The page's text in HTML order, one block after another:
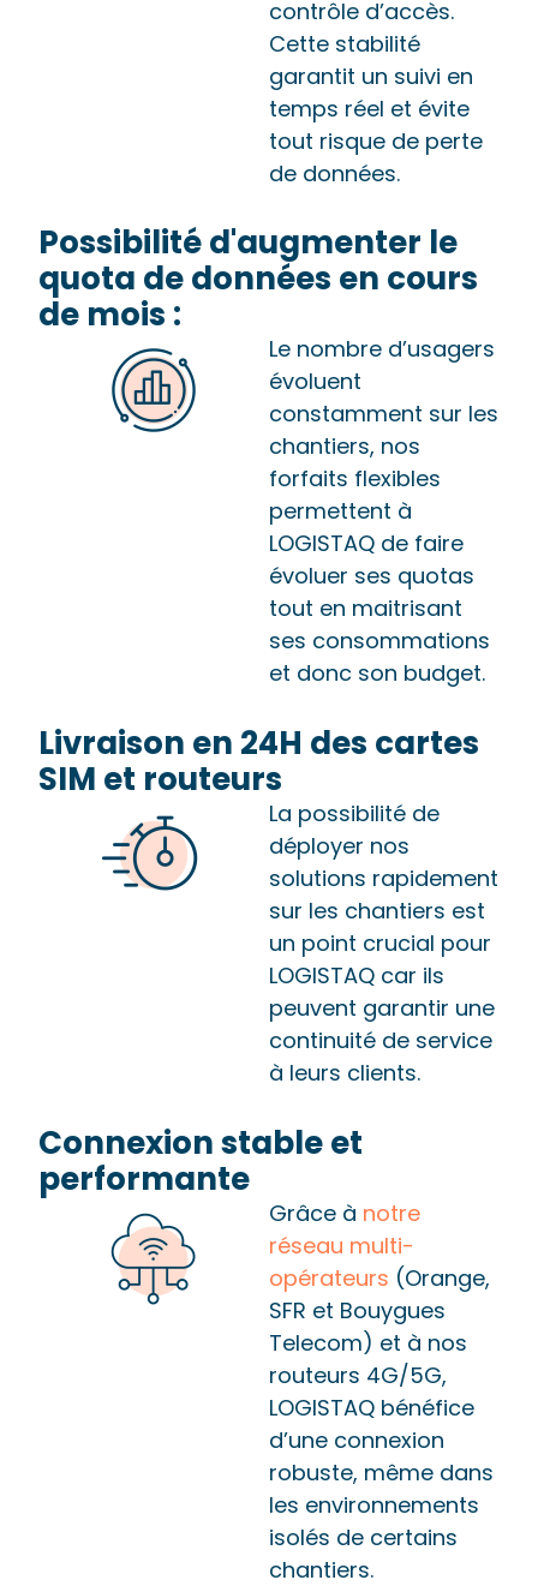
contrôle d’accès.
Cette stabilité
garantit un suivi en
temps réel et évite
tout risque de perte
de données.
Possibilité d'augmenter le
quota de données en cours
de mois :
Le nombre d’usagers
évoluent
constamment sur les
chantiers, nos
forfaits flexibles
permettent à
LOGISTAQ de faire
évoluer ses quotas
tout en maitrisant
ses consommations
et donc son budget.
Livraison en 24H des cartes
SIM et routeurs
La possibilité de
déployer nos
solutions rapidement
sur les chantiers est
un point crucial pour
LOGISTAQ car ils
peuvent garantir une
continuité de service
à leurs clients.
Connexion stable et
performante
Grâce à notre
réseau multi-
opérateurs (Orange,
SFR et Bouygues
Telecom) et à nos
routeurs 4G/5G,
LOGISTAQ bénéfice
d’une connexion
robuste, même dans
les environnements
isolés de certains
chantiers.